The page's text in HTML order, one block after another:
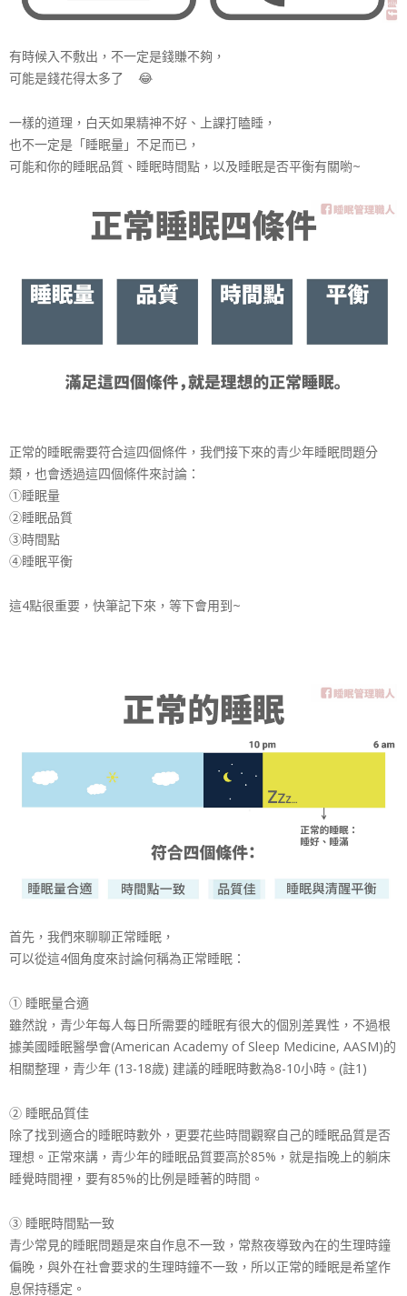
有時候入不敷出，不一定是錢賺不夠，
可能是錢花得太多了
😂
一樣的道理，白天如果精神不好、上課打瞌睡，
也不一定是「睡眠量」不足而已，
可能和你的睡眠品質、睡眠時間點，以及睡眠是否平衡有關喲~
正常的睡眠需要符合這四個條件，我們接下來的青少年睡眠問題分
類，也會透過這四個條件來討論：
①睡眠量
②睡眠品質
③時間點
④睡眠平衡
這4點很重要，快筆記下來，等下會用到~
首先，我們來聊聊正常睡眠，
可以從這4個角度來討論何稱為正常睡眠：
① 睡眠量合適
雖然說，青少年每人每日所需要的睡眠有很大的個別差異性 ，不過根
據美國睡眠醫學會(American Academy of Sleep Medicine, AASM)的
相關整理，青少年 (13-18歲) 建議的睡眠時數為8-10小時。(註1)
② 睡眠品質佳
除了找到適合的睡眠時數外，更要花些時間觀察自己的睡眠品質是否
理想。正常來講，青少年的睡眠品質要高於85% ，就是指晚上的躺床
睡覺時間裡，要有85%的比例是睡著的時間。
③ 睡眠時間點一致
青少常見的睡眠問題是來自作息不一致，常熬夜導致內在的生理時鐘
偏晚，與外在社會要求的生理時鐘不一致，所以正常的睡眠是希望作
息保持穩定。